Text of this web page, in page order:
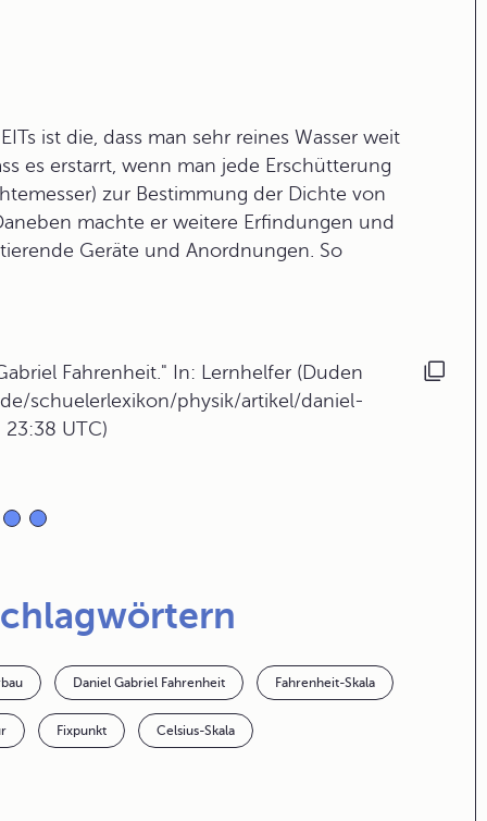
ist die, dass man sehr reines Wasser weit
es erstarrt, wenn man jede Erschütterung
zur Bestimmung der Dichte von
machte er weitere Erfindungen und
Geräte und Anordnungen. So
Fahrenheit." In: Lernhelfer (Duden
schuelerlexikon/physik/artikel/daniel-
UTC)
Daniel Gabriel Fahrenheit Fahrenheit-Skala
Fixpunkt Celsius-Skala